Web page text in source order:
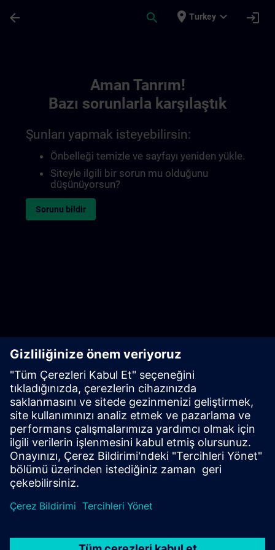
arrow_back search place Turkey expand_more login
Aman Tanrım!
Bazı sorunlarla karşılaştık
Şunları yapmak isteyebilirsin:
Önbelleği temizle ve sayfayı yeniden yükle.
Siteyle ilgili bir sorun mu olduğunu
düşünüyorsun?
Sorunu bildir